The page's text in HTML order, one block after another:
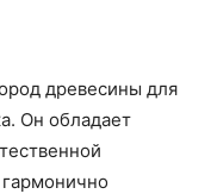
древесины для
Он обладает